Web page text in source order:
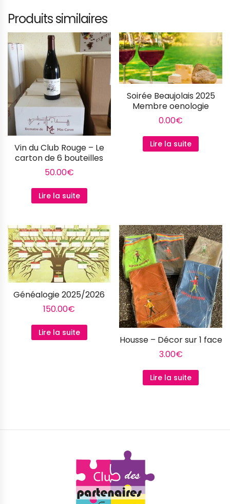
Produits similaires
Vin du Club Rouge – Le
carton de 6 bouteilles
50.00€
Lire la suite
Soirée Beaujolais 2025
Membre oenologie
0.00€
Lire la suite
Généalogie 2025/2026
150.00€
Lire la suite
Housse – Décor sur 1 face
3.00€
Lire la suite